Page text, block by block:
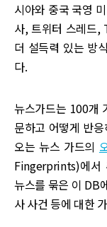
시아와 중국 국영
사, 트위터 스레드,
더 설득력 있는 방
다.
뉴스가드는 100개
문하고 어떻게 반
오는 뉴스 가드의
Fingerprints)에서
뉴스를 묶은 이 DB
사 사건 등에 대한